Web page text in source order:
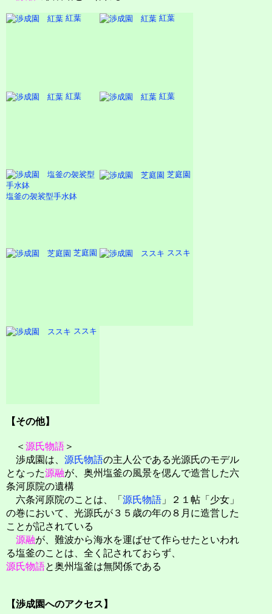
紅葉 紅葉
紅葉 紅葉
塩釜の袈裟型手水鉢
芝庭園
芝庭園 ススキ
ススキ
【その他】
＜ 源氏物語 ＞
渉成園は、 源氏物語の主人公である光源氏のモデル
となった源融が、奥州塩釜の風景を偲んで造営した六
条河原院の遺構
六条河原院のことは、「 源氏物語 」２１帖「少女」
の巻において、光源氏が３５歳の年の８月に造営した
ことが記されている
源融が、難波から海水を運ばせて作らせたといわれ
る塩釜のことは、全く記されておらず、
源氏物語と奥州塩釜は無関係である
【渉成園へのアクセス】